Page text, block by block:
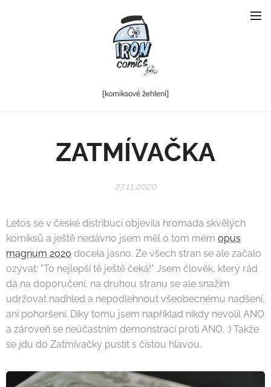
[komiksové žehlení]
ZATMÍVAČKA
27.11.2020
Letos se v české distribuci objevila hromada skvělých
komiksů a ještě nedávno jsem měl o tom mém opus
magnum 2020 docela jasno. Ze všech stran se ale začalo
ozývat: "To nejlepší tě ještě čeká!" Jsem člověk, který rád
dá na doporučení, na druhou stranu se ale snažím
udržovat nadhled a nepodlehnout všeobecnému nadšení,
ani pohoršení. Díky tomu jsem například nikdy nevolil ANO
a zároveň se neúčastním demonstrací proti ANO. :) Takže
se jdu do Zatmívačky pustit s čistou hlavou.